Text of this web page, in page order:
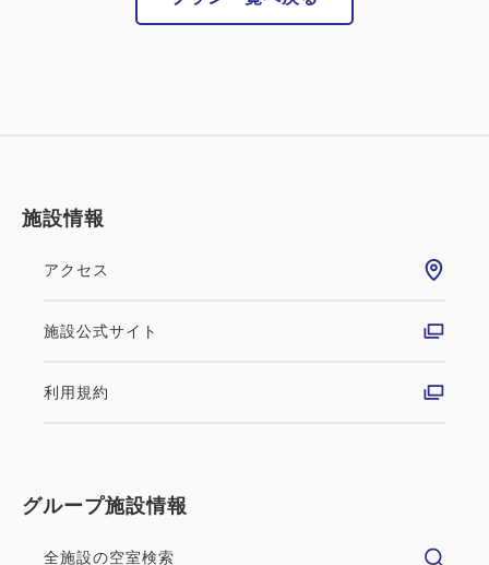
施設情報
アクセス
施設公式サイト
利用規約
グループ施設情報
全施設の空室検索